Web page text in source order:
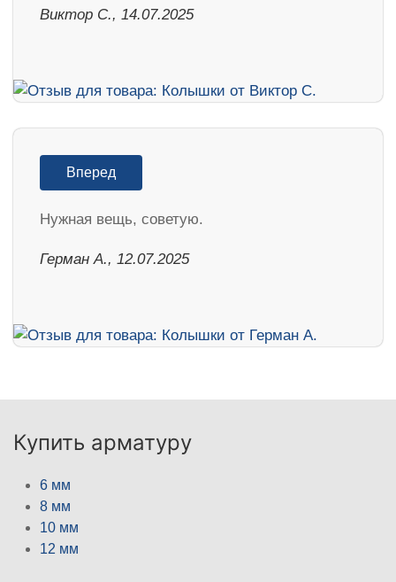
Виктор С., 14.07.2025
Вперед
Нужная вещь, советую.
Герман А., 12.07.2025
Купить арматуру
6 мм
8 мм
10 мм
12 мм